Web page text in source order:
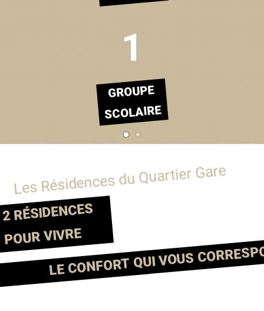
1
GROUPE
SCOLAIRE
Les Résidences du Quartier Gare
2 RÉSIDENCES
POUR VIVRE
LE CONFORT QUI VOUS